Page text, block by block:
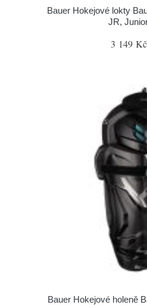
Bauer Hokejové lokty
JR,
3 149 Kč
Bauer Hokejové holeně